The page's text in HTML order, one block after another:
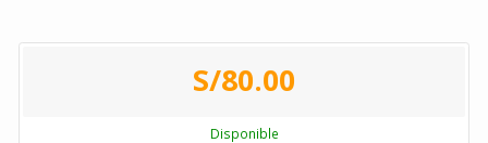
S/80.00
Disponible